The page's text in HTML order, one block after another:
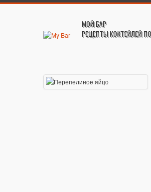
МОЙ БАР
РЕЦЕПТЫ КОКТЕЙЛЕЙ